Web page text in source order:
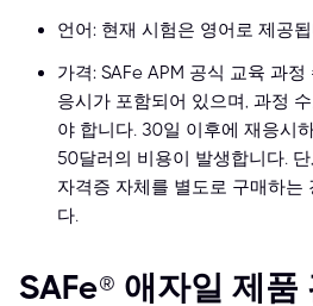
언어: 현재 시험은 영어로 제공
가격: SAFe APM 공식 교육 과
응시가 포함되어 있으며, 과정
야 합니다. 30일 이후에 재응시
50달러의 비용이 발생합니다.
자격증 자체를 별도로 구매하는
다.
SAFe® 애자일 제품